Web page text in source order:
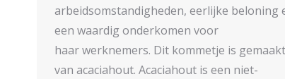
arbeidsomstandigheden, eerlijke beloning
een waardig onderkomen voor
haar werknemers. Dit kommetje is gemaakt
van acaciahout. Acaciahout is een niet-